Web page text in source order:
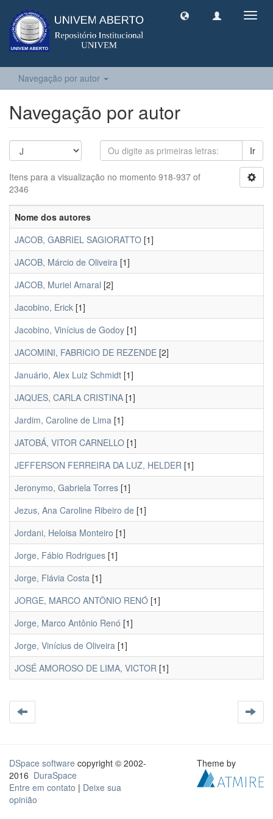
Navegação por autor
Navegação por autor
Ir
Itens para a visualização no momento 918-937 of
2346
Nome dos autores
JACOB, GABRIEL SAGIORATTO [1]
JACOB, Márcio de Oliveira [1]
JACOB, Muriel Amaral [2]
Jacobino, Erick [1]
Jacobino, Vinícius de Godoy [1]
JACOMINI, FABRICIO DE REZENDE [2]
Januário, Alex Luiz Schmidt [1]
JAQUES, CARLA CRISTINA [1]
Jardim, Caroline de Lima [1]
JATOBÁ, VITOR CARNELLO [1]
JEFFERSON FERREIRA DA LUZ, HELDER [1]
Jeronymo, Gabriela Torres [1]
Jezus, Ana Caroline Ribeiro de [1]
Jordani, Heloisa Monteiro [1]
Jorge, Fábio Rodrigues [1]
Jorge, Flávia Costa [1]
JORGE, MARCO ANTÔNIO RENÓ [1]
Jorge, Marco Antônio Renó [1]
Jorge, Vinícius de Oliveira [1]
JOSÉ AMOROSO DE LIMA, VICTOR [1]
DSpace software copyright © 2002-
2016 DuraSpace
Entre em contato | Deixe sua
opinião
Theme by